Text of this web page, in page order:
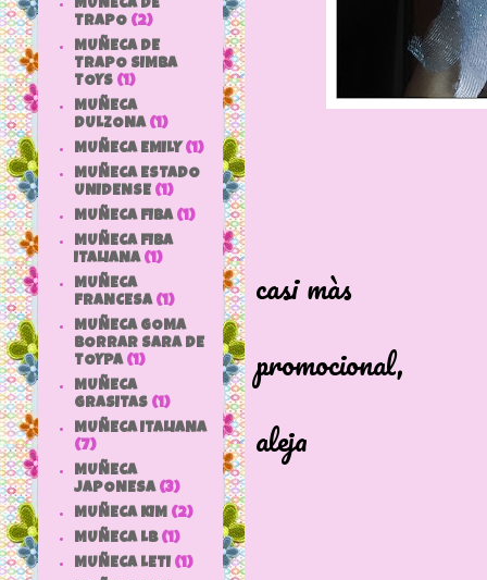
casi màs
promocional,
que la
aleja
de la
MUÑECA DE
TRAPO (2)
MUÑECA DE
TRAPO SIMBA
TOYS (1)
MUÑECA
DULZONA (1)
MUÑECA EMILY (1)
MUÑECA ESTADO
UNIDENSE (1)
MUÑECA FIBA (1)
MUÑECA FIBA
ITALIANA (1)
MUÑECA
FRANCESA (1)
MUÑECA GOMA
BORRAR SARA DE
TOYPA (1)
MUÑECA
GRASITAS (1)
MUÑECA ITALIANA
(7)
MUÑECA
JAPONESA (3)
MUÑECA KIM (2)
MUÑECA LB (1)
MUÑECA LETI (1)